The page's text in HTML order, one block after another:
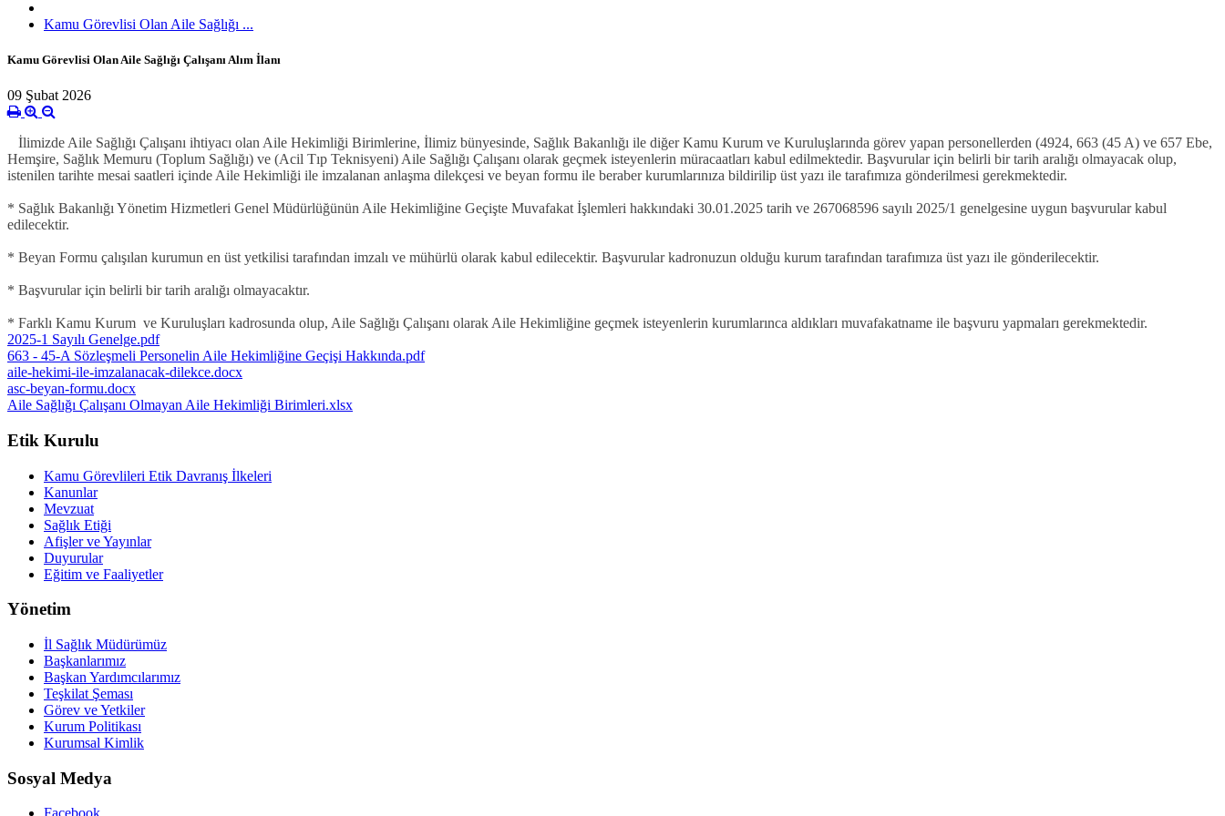
Kamu Görevlisi Olan Aile Sağlığı ...
Kamu Görevlisi Olan Aile Sağlığı Çalışanı Alım İlanı
09 Şubat 2026
İlimizde Aile Sağlığı Çalışanı ihtiyacı olan Aile Hekimliği Birimlerine, İlimiz bünyesinde, Sağlık Bakanlığı ile diğer Kamu Kurum ve Kuruluşlarında görev yapan personellerden (4924, 663 (45 A) ve 657 Ebe,
Hemşire, Sağlık Memuru (Toplum Sağlığı) ve (Acil Tıp Teknisyeni) Aile Sağlığı Çalışanı olarak geçmek isteyenlerin müracaatları kabul edilmektedir. Başvurular için belirli bir tarih aralığı olmayacak olup,
istenilen tarihte mesai saatleri içinde Aile Hekimliği ile imzalanan anlaşma dilekçesi ve beyan formu ile beraber kurumlarınıza bildirilip üst yazı ile tarafımıza gönderilmesi gerekmektedir.
* Sağlık Bakanlığı Yönetim Hizmetleri Genel Müdürlüğünün Aile Hekimliğine Geçişte Muvafakat İşlemleri hakkındaki 30.01.2025 tarih ve 267068596 sayılı 2025/1 genelgesine uygun başvurular kabul
edilecektir.
* Beyan Formu çalışılan kurumun en üst yetkilisi tarafından imzalı ve mühürlü olarak kabul edilecektir. Başvurular kadronuzun olduğu kurum tarafından tarafımıza üst yazı ile gönderilecektir.
* Başvurular için belirli bir tarih aralığı olmayacaktır.
* Farklı Kamu Kurum ve Kuruluşları kadrosunda olup, Aile Sağlığı Çalışanı olarak Aile Hekimliğine geçmek isteyenlerin kurumlarınca aldıkları muvafakatname ile başvuru yapmaları gerekmektedir.
2025-1 Sayılı Genelge.pdf
663 - 45-A Sözleşmeli Personelin Aile Hekimliğine Geçişi Hakkında.pdf
aile-hekimi-ile-imzalanacak-dilekce.docx
asc-beyan-formu.docx
Aile Sağlığı Çalışanı Olmayan Aile Hekimliği Birimleri.xlsx
Etik Kurulu
Kamu Görevlileri Etik Davranış İlkeleri
Kanunlar
Mevzuat
Sağlık Etiği
Afişler ve Yayınlar
Duyurular
Eğitim ve Faaliyetler
Yönetim
İl Sağlık Müdürümüz
Başkanlarımız
Başkan Yardımcılarımız
Teşkilat Şeması
Görev ve Yetkiler
Kurum Politikası
Kurumsal Kimlik
Sosyal Medya